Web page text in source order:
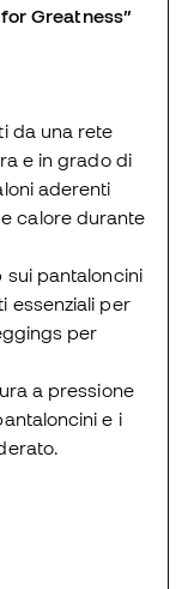
Greatness”
da una rete
e in grado di
aderenti
calore durante
sui pantaloncini
essenziali per
per
a pressione
e i